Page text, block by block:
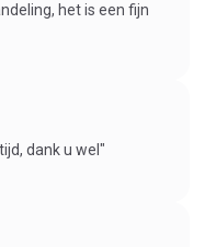
het is een fijn
dank u wel"